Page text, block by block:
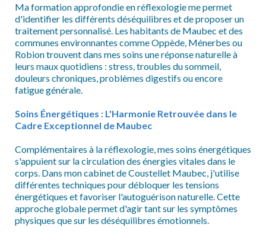
Ma formation approfondie en réflexologie me permet
d'identifier les différents déséquilibres et de proposer un
traitement personnalisé. Les habitants de Maubec et des
communes environnantes comme Oppède, Ménerbes ou
Robion trouvent dans mes soins une réponse naturelle à
leurs maux quotidiens : stress, troubles du sommeil,
douleurs chroniques, problèmes digestifs ou encore
fatigue générale.
Soins Énergétiques : L'Harmonie Retrouvée dans le
Cadre Exceptionnel de Maubec
Complémentaires à la réflexologie, mes soins énergétiques
s'appuient sur la circulation des énergies vitales dans le
corps. Dans mon cabinet de Coustellet Maubec, j'utilise
différentes techniques pour débloquer les tensions
énergétiques et favoriser l'autoguérison naturelle. Cette
approche globale permet d'agir tant sur les symptômes
physiques que sur les déséquilibres émotionnels.